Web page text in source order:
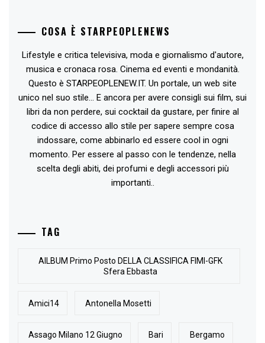
COSA È STARPEOPLENEWS
Lifestyle e critica televisiva, moda e giornalismo d'autore,
musica e cronaca rosa. Cinema ed eventi e mondanità.
Questo è STARPEOPLENEW.IT. Un portale, un web site
unico nel suo stile... E ancora per avere consigli sui film, sui
libri da non perdere, sui cocktail da gustare, per finire al
codice di accesso allo stile per sapere sempre cosa
indossare, come abbinarlo ed essere cool in ogni
momento. Per essere al passo con le tendenze, nella
scelta degli abiti, dei profumi e degli accessori più
importanti..
TAG
AlLBUM Primo Posto DELLA CLASSIFICA FIMI-GFK
Sfera Ebbasta
Amici14 Antonella Mosetti
Assago Milano 12 Giugno Bari Bergamo